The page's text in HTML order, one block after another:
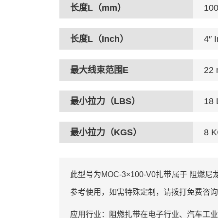
长度L（mm）
长度L（Inch） 4″
最大线束范围E 22
最小拉力（LBS） 18
最小拉力（KGS） 8
此型号为MOC-3×100-V0扎带属于 阻燃尼
参考使用，如需特殊定制，请拨打免费咨
应用行业：‌阻燃扎带在电子行业、汽车工